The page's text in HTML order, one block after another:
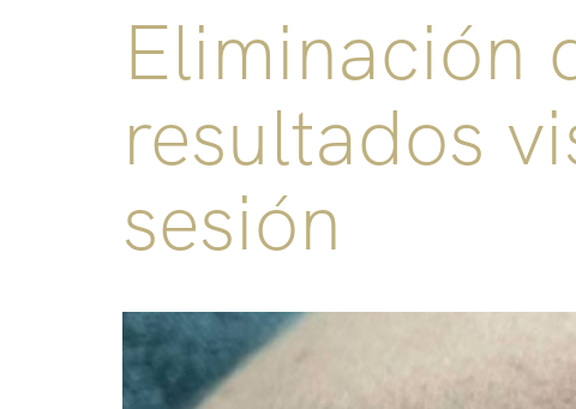
Eliminación
resultados
sesión